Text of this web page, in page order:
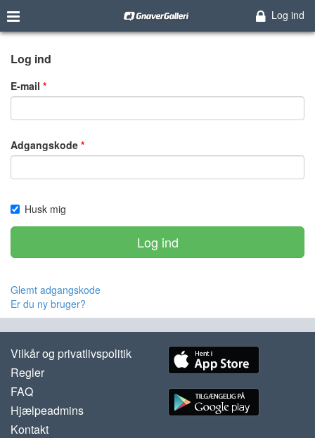
Log ind
Log ind
E-mail
Adgangskode
Husk mig
Log ind
Glemt adgangskode
Er du ny bruger?
Vilkår og privatlivspolitik
Regler
FAQ
Hjælpeadmins
Kontakt